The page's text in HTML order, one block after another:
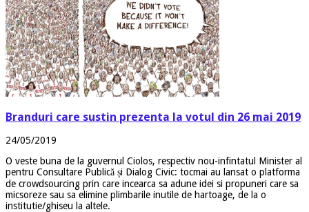
Branduri care sustin prezenta la votul din 26 mai 2019
24/05/2019
O veste buna de la guvernul Ciolos, respectiv nou-infintatul Minister al
pentru Consultare Publică și Dialog Civic: tocmai au lansat o platforma
de crowdsourcing prin care incearca sa adune idei si propuneri care sa
micsoreze sau sa elimine plimbarile inutile de hartoage, de la o
institutie/ghiseu la altele.